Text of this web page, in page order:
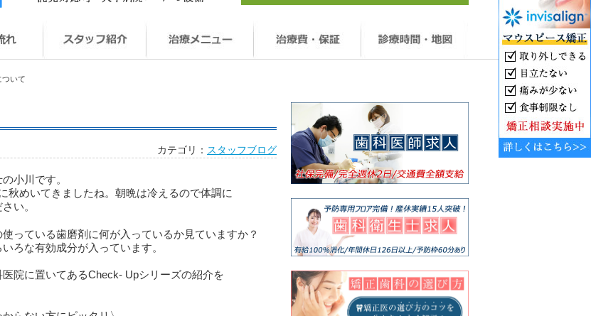
診療時間・地図
ついて
カテゴリ： スタッフブログ
小川です。
秋めいてきましたね。朝晩は冷えるので体調に
い。
っている歯磨剤に何が入っているか見ていますか？
ろな有効成分が入っています。
院に置いてあるCheck- Upシリーズの紹介を